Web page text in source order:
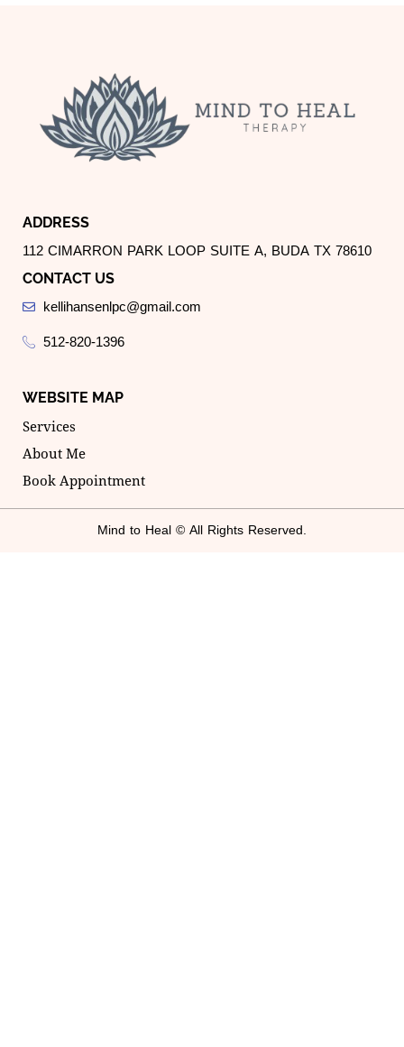
ADDRESS
112 CIMARRON PARK LOOP SUITE A, BUDA TX 78610
CONTACT US
kellihansenlpc@gmail.com
512-820-1396
WEBSITE MAP
Services
About Me
Book Appointment
Mind to Heal © All Rights Reserved.